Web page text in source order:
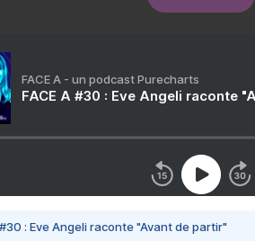
FACE A - un podcast Purecharts
FACE A #30 : Eve Angeli raconte
#30 : Eve Angeli raconte "Avant de partir"